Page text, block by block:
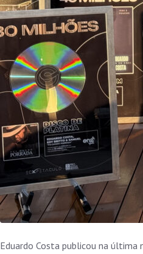
Eduardo Costa publicou na última